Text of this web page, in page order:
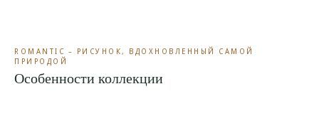
ROMANTIC – РИСУНОК, ВДОХНОВЛЕННЫЙ САМОЙ
ПРИРОДОЙ
Особенности коллекции